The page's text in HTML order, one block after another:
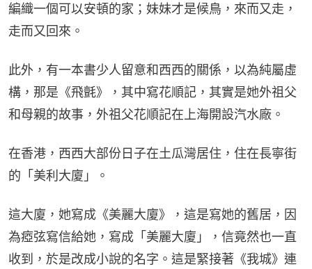
編織一個可以安頓的家；妹妹才是候鳥，來而又走，
走而又回來。
此外，有一本書少人留意和西西的關係，以為純屬虛
構，那是《飛氈》，其中寫花順記，其實是她外祖父
和母親的故事，外祖父花順記在上海開設汽水廠。
在香港，西西大部份日子在土瓜灣居住，住在長寧街
的「美利大廈」。
這大廈，她寫成《美麗大廈》，這是寫她的舊居，因
為瘂弦寫信給她，寫成「美麗大廈」，信竟然也一直
收到，於是改成小說的名字。這是緊接著《我城》連